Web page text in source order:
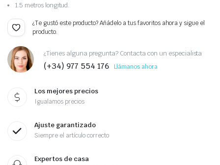
1.5 metros longitud.
¿Te gustó este producto? Añádelo a tus favoritos ahora y sigue el
producto.
¿Tienes alguna pregunta? Contacta con un especialista
(+34) 977 554 176 Llámanos ahora
Los mejores precios
Igualamos precios
Ajuste garantizado
Siempre el artículo correcto
Expertos de casa